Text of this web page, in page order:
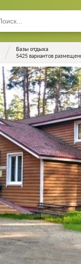
Базы отдыха
5425 вариантов